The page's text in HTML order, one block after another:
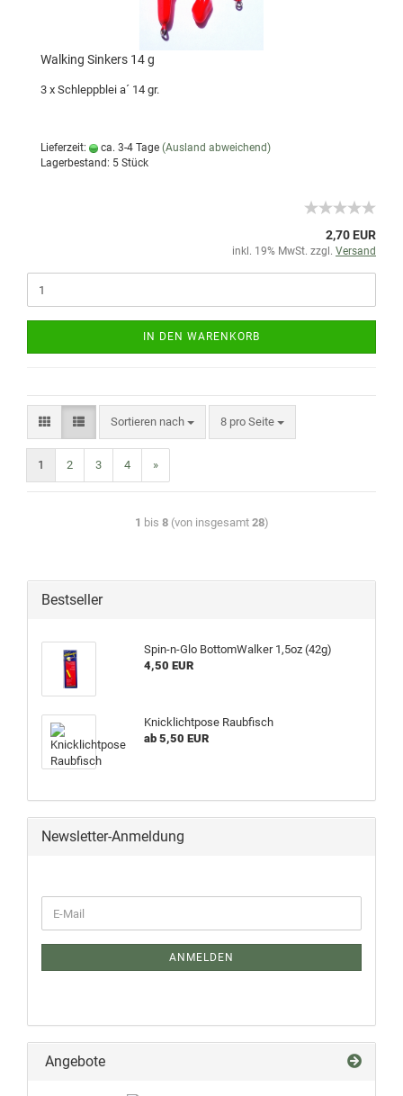
Walking Sinkers 14 g
3 x Schleppblei a´ 14 gr.
Lieferzeit: ca. 3-4 Tage (Ausland abweichend)
Lagerbestand: 5 Stück
2,70 EUR
inkl. 19% MwSt. zzgl. Versand
IN DEN WARENKORB
Sortieren nach 8 pro Seite
1 2 3 4 »
1 bis 8(von insgesamt 28)
Bestseller
Spin-n-Glo BottomWalker 1,5oz (42g)
4,50 EUR
Knicklichtpose Raubfisch
ab 5,50 EUR
Newsletter-Anmeldung
ANMELDEN
Angebote